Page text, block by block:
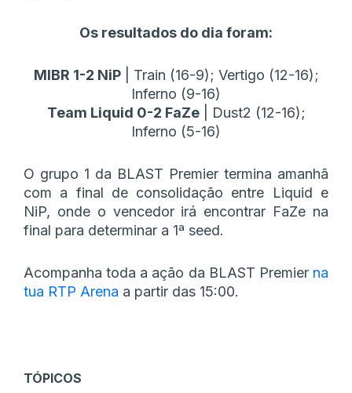
Os resultados do dia foram:
MIBR 1-2 NiP| Train (16-9); Vertigo (12-16);
Inferno (9-16)
Team Liquid 0-2 FaZe| Dust2 (12-16);
Inferno (5-16)
O grupo 1 da BLAST Premier termina amanhã
com a final de consolidação entre Liquid e
NiP, onde o vencedor irá encontrar FaZe na
final para determinar a 1ª seed.
Acompanha toda a ação da BLAST Premier na
tua RTP Arena a partir das 15:00.
TÓPICOS